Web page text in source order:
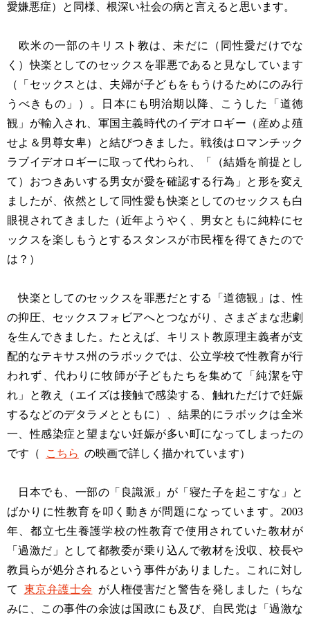
愛嫌悪症）と同様、根深い社会の病と言えると思います。
欧米の一部のキリスト教は、未だに（同性愛だけでな
く）快楽としてのセックスを罪悪であると見なしています
（「セックスとは、夫婦が子どもをもうけるためにのみ行
うべきもの」）。日本にも明治期以降、こうした「道徳
観」が輸入され、軍国主義時代のイデオロギー（産めよ殖
せよ＆男尊女卑）と結びつきました。戦後はロマンチック
ラブイデオロギーに取って代わられ、「（結婚を前提とし
て）おつきあいする男女が愛を確認する行為」と形を変え
ましたが、依然として同性愛も快楽としてのセックスも白
眼視されてきました（近年ようやく、男女ともに純粋にセ
ックスを楽しもうとするスタンスが市民権を得てきたので
は？）
快楽としてのセックスを罪悪だとする「道徳観」は、性
の抑圧、セックスフォビアへとつながり、さまざまな悲劇
を生んできました。たとえば、キリスト教原理主義者が支
配的なテキサス州のラボックでは、公立学校で性教育が行
われず、代わりに牧師が子どもたちを集めて「純潔を守
れ」と教え（エイズは接触で感染する、触れただけで妊娠
するなどのデタラメとともに）、結果的にラボックは全米
一、性感染症と望まない妊娠が多い町になってしまったの
です（
こちら の映画で詳しく描かれています）
日本でも、一部の「良識派」が「寝た子を起こすな」と
ばかりに性教育を叩く動きが問題になっています。2003
年、都立七生養護学校の性教育で使用されていた教材が
「過激だ」として都教委が乗り込んで教材を没収、校長や
教員らが処分されるという事件がありました。これに対し
て
東京弁護士会
が人権侵害だと警告を発しました（ちな
みに、この事件の余波は国政にも及び、自民党は「過激な